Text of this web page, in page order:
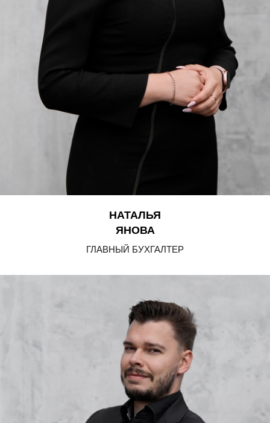
НАТАЛЬЯ
ЯНОВА
ГЛАВНЫЙ БУХГАЛТЕР